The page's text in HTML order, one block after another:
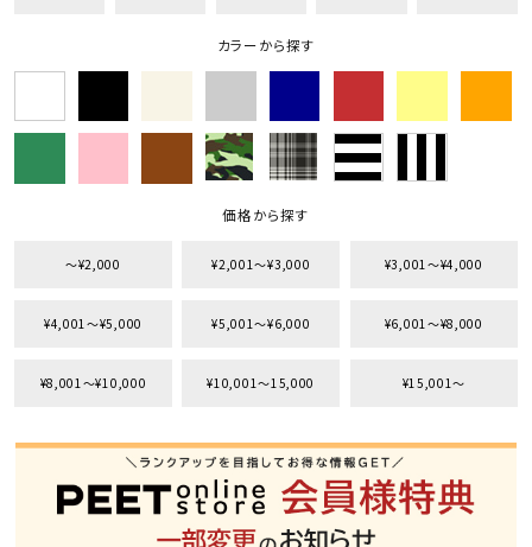
カラーから探す
価格から探す
〜¥2,000 ¥2,001〜¥3,000 ¥3,001〜¥4,000
¥4,001〜¥5,000 ¥5,001〜¥6,000 ¥6,001〜¥8,000
¥8,001〜¥10,000 ¥10,001〜15,000 ¥15,001〜